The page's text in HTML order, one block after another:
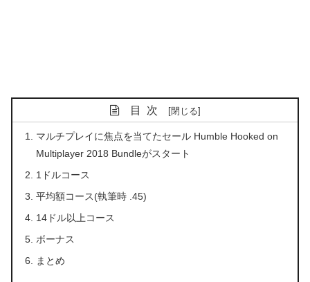
目次
マルチプレイに焦点を当てたセール Humble Hooked on
Multiplayer 2018 Bundleがスタート
1ドルコース
平均額コース(執筆時 .45)
14ドル以上コース
ボーナス
まとめ